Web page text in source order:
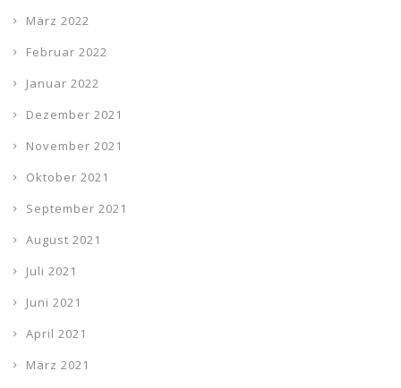
März 2022
Februar 2022
Januar 2022
Dezember 2021
November 2021
Oktober 2021
September 2021
August 2021
Juli 2021
Juni 2021
April 2021
März 2021